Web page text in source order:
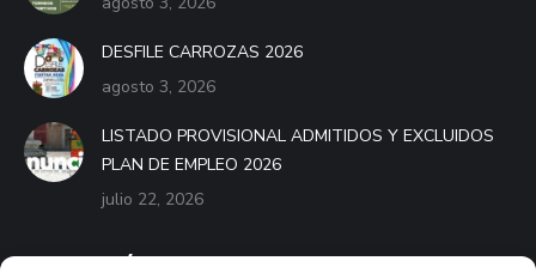
DESFILE CARROZAS 2026
agosto 3, 2026
LISTADO PROVISIONAL ADMITIDOS Y EXCLUIDOS
PLAN DE EMPLEO 2026
julio 22, 2026
BANDO MÓVIL